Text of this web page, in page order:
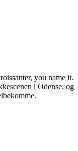
you name it.
i Odense, og